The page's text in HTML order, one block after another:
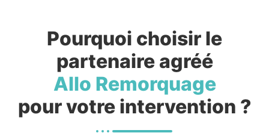
Pourquoi choisir le
partenaire agréé
Allo Remorquage
pour votre intervention ?